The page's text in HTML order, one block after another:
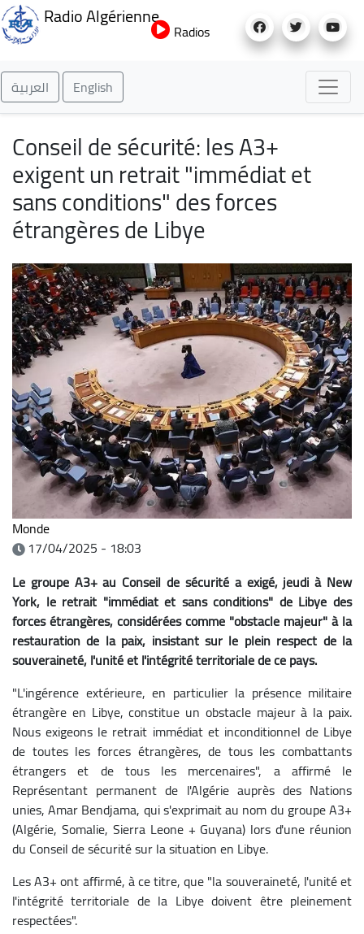
au
Radio Algérienne
Radios
العربية English
Conseil de sécurité: les A3+
exigent un retrait "immédiat et
sans conditions" des forces
étrangères de Libye
Monde
17/04/2025 - 18:03
Le groupe A3+ au Conseil de sécurité a exigé, jeudi à New
York, le retrait "immédiat et sans conditions" de Libye des
forces étrangères, considérées comme "obstacle majeur" à la
restauration de la paix, insistant sur le plein respect de la
souveraineté, l'unité et l'intégrité territoriale de ce pays.
"L'ingérence extérieure, en particulier la présence militaire
étrangère en Libye, constitue un obstacle majeur à la paix.
Nous exigeons le retrait immédiat et inconditionnel de Libye
de toutes les forces étrangères, de tous les combattants
étrangers et de tous les mercenaires", a affirmé le
Représentant permanent de l'Algérie auprès des Nations
unies, Amar Bendjama, qui s'exprimait au nom du groupe A3+
(Algérie, Somalie, Sierra Leone + Guyana) lors d'une réunion
du Conseil de sécurité sur la situation en Libye.
Les A3+ ont affirmé, à ce titre, que "la souveraineté, l'unité et
l'intégrité territoriale de la Libye doivent être pleinement
respectées".